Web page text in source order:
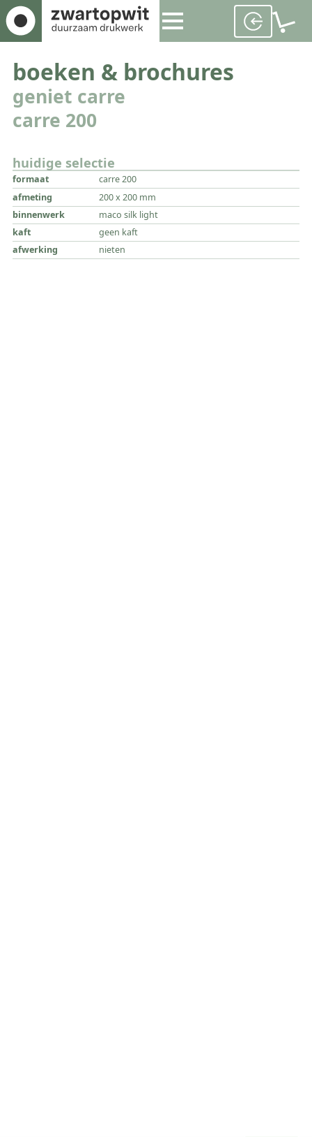
boeken & brochures
geniet carre
carre 200
huidige selectie
formaat
carre 200
afmeting
200 x 200 mm
binnenwerk
maco silk light
kaft
geen kaft
afwerking
nieten